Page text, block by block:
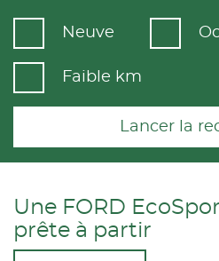
Neuve
Faible km
Lancer la
Une FORD
prête à partir